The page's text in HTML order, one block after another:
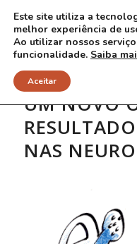
UM NOVO
NAS
Este site utiliza a
melhor experiência de
Ao utilizar nossos
funcionalidade. Saiba
Aceitar